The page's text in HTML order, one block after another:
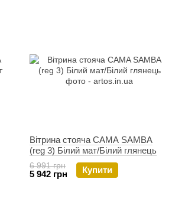
Вітрина стояча CAMA SAMBA
(reg 3) Білий мат/Білий глянець
6 991 грн
5 942 грн Купити